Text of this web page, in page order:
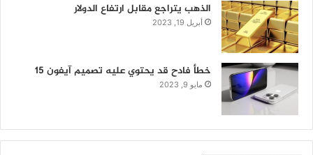
الذهب يتراجع مقابل ارتفاع الدولار
أبريل 19, 2023
خطأ فادح قد يحتوي عليه تصميم آيفون 15
مايو 9, 2023